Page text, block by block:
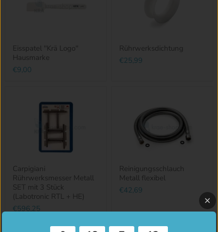
Eisspatel ''Krä Logo''
Hausmarke
€9,00
Rührwerksdichtung
€25,99
Carpigiani
Rührwerksmesser Metall
SET mit 3 Stück
(Labotronic RTL + HE)
€596,25
Reinigungsschlauch
Metall flexibel
€42,69